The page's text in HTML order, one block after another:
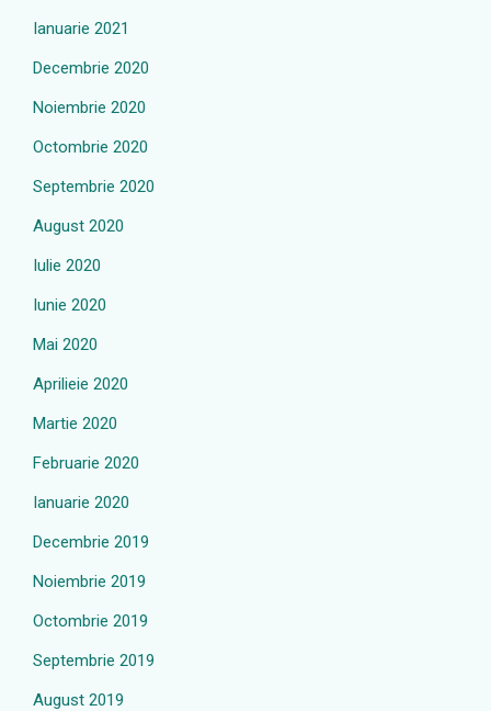
Ianuarie 2021
Decembrie 2020
Noiembrie 2020
Octombrie 2020
Septembrie 2020
August 2020
Iulie 2020
Iunie 2020
Mai 2020
Aprilieie 2020
Martie 2020
Februarie 2020
Ianuarie 2020
Decembrie 2019
Noiembrie 2019
Octombrie 2019
Septembrie 2019
August 2019